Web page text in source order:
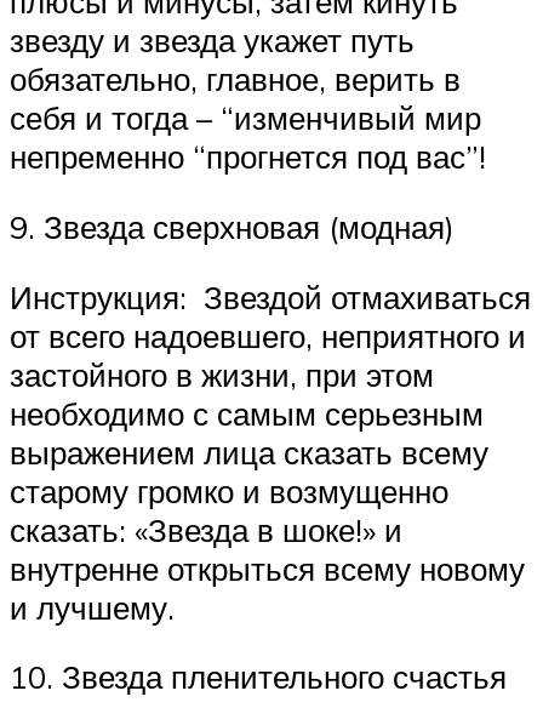
звезду и звезда укажет путь
обязательно, главное, верить в
себя и тогда – “изменчивый мир
непременно “прогнется под вас”!
9. Звезда сверхновая (модная)
Инструкция: Звездой отмахиваться
от всего надоевшего, неприятного и
застойного в жизни, при этом
необходимо с самым серьезным
выражением лица сказать всему
старому громко и возмущенно
сказать: «Звезда в шоке!» и
внутренне открыться всему новому
и лучшему.
10. Звезда пленительного счастья